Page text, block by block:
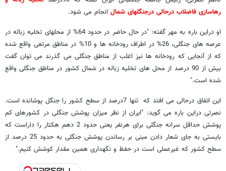
رهاسازی فاضلاب درحالی درجنگلهای شمال انجام می شود.
او دراین باره به مهر گفته: "در حال حاضر در حدود 64% از محلهای تخلیه زباله در
عرصه های جنگلی، 26% در اطراف رودخانه ها و 10% در مناطق مرتعی واقع شده
که از آنجایی که رودخانه ها نیز اغلب از مناطق جنگلی می گذرند می توان گفت
بیش از 90 درصد از محل های تخلیه زباله در شمال کشور در مناطق جنگلی واقع
شده است."
این اتفاق درحالی می افتد که تنها 7درصد از سطح کشور را جنگل پوشانده است.
نصرتی دراین باره می گوید: "ایران از نظر میزان پوشش جنگلی در کشورهای کم
پوشش حداقل سرانه جنگلی برای هرنفر یعنی حدود 2 دهم هکتار را داراست که
بایستی به جای شعار دادن مبنی بر رساندن پوشش جنگلی به حدود 25 درصد از
سطح کشور که غیرعملی است در حفظ و نگهداری همین مقدار کوشش کنیم."